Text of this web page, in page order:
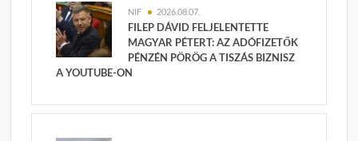
NIF 2026.08.07.
FILEP DÁVID FELJELENTETTE
MAGYAR PÉTERT: AZ ADÓFIZETŐK
PÉNZÉN PÖRÖG A TISZÁS BIZNISZ
A YOUTUBE-ON